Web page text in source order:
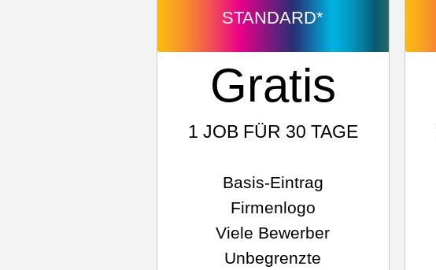
STANDARD*
Basis-Eintrag
Firmenlogo
Viele Bewerber
Unbegrenzte
Gratis
1 JOB FÜR 30 TAGE